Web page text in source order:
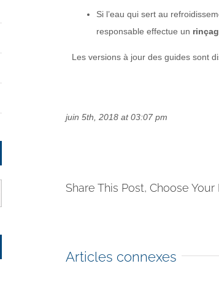
Si l’eau qui sert au
responsable effectue un
Les versions à jour des guides sont
juin 5th, 2018 at 03:07 pm
Share This Post, Choose Your
Articles connexes